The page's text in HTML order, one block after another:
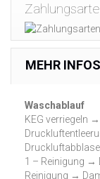
MEHR INFOS
Waschablauf
KEG verriegeln
1 – Reinigung
Reinigung →